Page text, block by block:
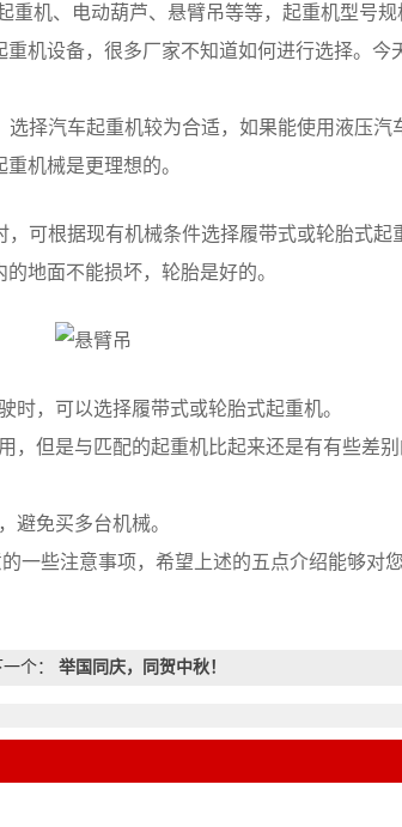
重机、电动葫芦、悬臂吊等等，起重机型号
机设备，很多厂家不知道如何进行选择。今
择汽车起重机较为合适，如果能使用液压汽
机械是更理想的。
可根据现有机械条件选择履带式或轮胎式起
地面不能损坏，轮胎是好的。
时，可以选择履带式或轮胎式起重机。
，但是与匹配的起重机比起来还是有有些差
避免买多台机械。
一些注意事项，希望上述的五点介绍能够对您
个： 举国同庆，同贺中秋！